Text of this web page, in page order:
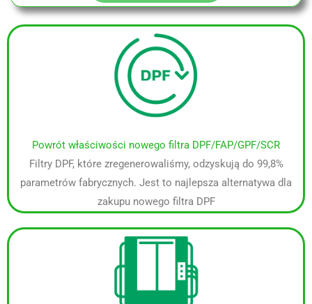
Powrót właściwości nowego filtra DPF/FAP/GPF/SCR
Filtry DPF, które zregenerowaliśmy, odzyskują do 99,8%
parametrów fabrycznych. Jest to najlepsza alternatywa dla
zakupu nowego filtra DPF